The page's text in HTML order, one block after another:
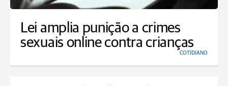
Lei amplia punição a crimes
sexuais online contra crianças
COTIDIANO